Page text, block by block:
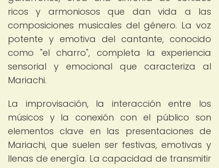
ricos y armoniosos que dan vida a las
composiciones musicales del género. La voz
potente y emotiva del cantante, conocido
como "el charro", completa la experiencia
sensorial y emocional que caracteriza al
Mariachi.
La improvisación, la interacción entre los
músicos y la conexión con el público son
elementos clave en las presentaciones de
Mariachi, que suelen ser festivas, emotivas y
llenas de energía. La capacidad de transmitir